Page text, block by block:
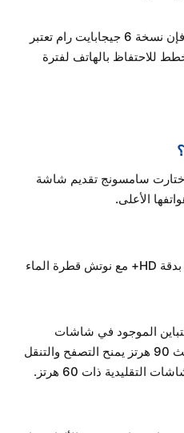
لذلك، إذا كانت الميزانية تسمح، فإن نسخة 6 جيجابايت رام تعتبر
للاحتفاظ بالهاتف لفترة
سامسونج تقديم شاشة
الأعلى.
يأتي Galaxy A07 بشاشة LCD بدقة HD+ مع نوتش قطرة الماء
الموجود في شاشات
AMOLED، لكن دعم معدل تحديث 90 هرتز يمنح التصفح والتنقل
ذات 60 هرتز.